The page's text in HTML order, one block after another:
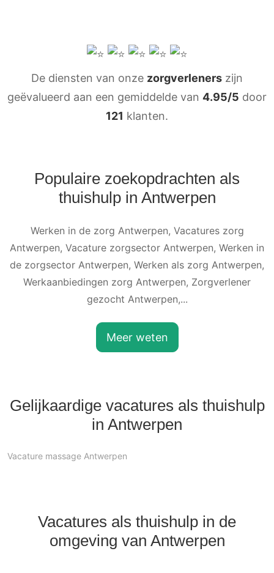
De diensten van onze zorgverleners zijn
geëvalueerd aan een gemiddelde van 4.95/5 door
121 klanten.
Populaire zoekopdrachten als
thuishulp in Antwerpen
Werken in de zorg Antwerpen, Vacatures zorg
Antwerpen, Vacature zorgsector Antwerpen, Werken in
de zorgsector Antwerpen, Werken als zorg Antwerpen,
Werkaanbiedingen zorg Antwerpen, Zorgverlener
gezocht Antwerpen,...
Meer weten
Gelijkaardige vacatures als thuishulp
in Antwerpen
Vacature massage Antwerpen
Vacatures als thuishulp in de
omgeving van Antwerpen